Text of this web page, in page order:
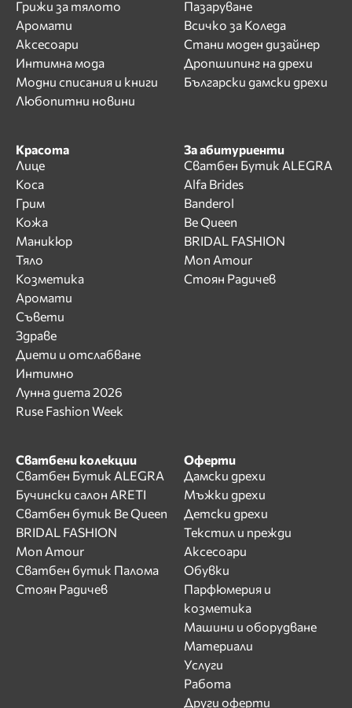
Грижи за тялото
Аромати
Аксесоари
Интимна мода
Модни списания и книги
Любопитни новини
Пазаруване
Всичко за Коледа
Стани моден дизайнер
Дропшипинг на дрехи
Български дамски дрехи
Красота
Лице
Коса
Грим
Кожа
Маникюр
Тяло
Козметика
Аромати
Съвети
Здраве
Диети и отслабване
Интимно
Лунна диета 2026
Ruse Fashion Week
За абитуриенти
Сватбен Бутик ALEGRA
Alfa Brides
Banderol
Be Queen
BRIDAL FASHION
Mon Amour
Стоян Радичев
Сватбени колекции
Сватбен Бутик ALEGRA
Бучински салон ARETI
Сватбен бутик Be Queen
BRIDAL FASHION
Mon Amour
Сватбен бутик Палома
Стоян Радичев
Оферти
Дамски дрехи
Мъжки дрехи
Детски дрехи
Текстил и прежди
Аксесоари
Обувки
Парфюмерия и
козметика
Машини и оборудване
Материали
Услуги
Работа
Други оферти